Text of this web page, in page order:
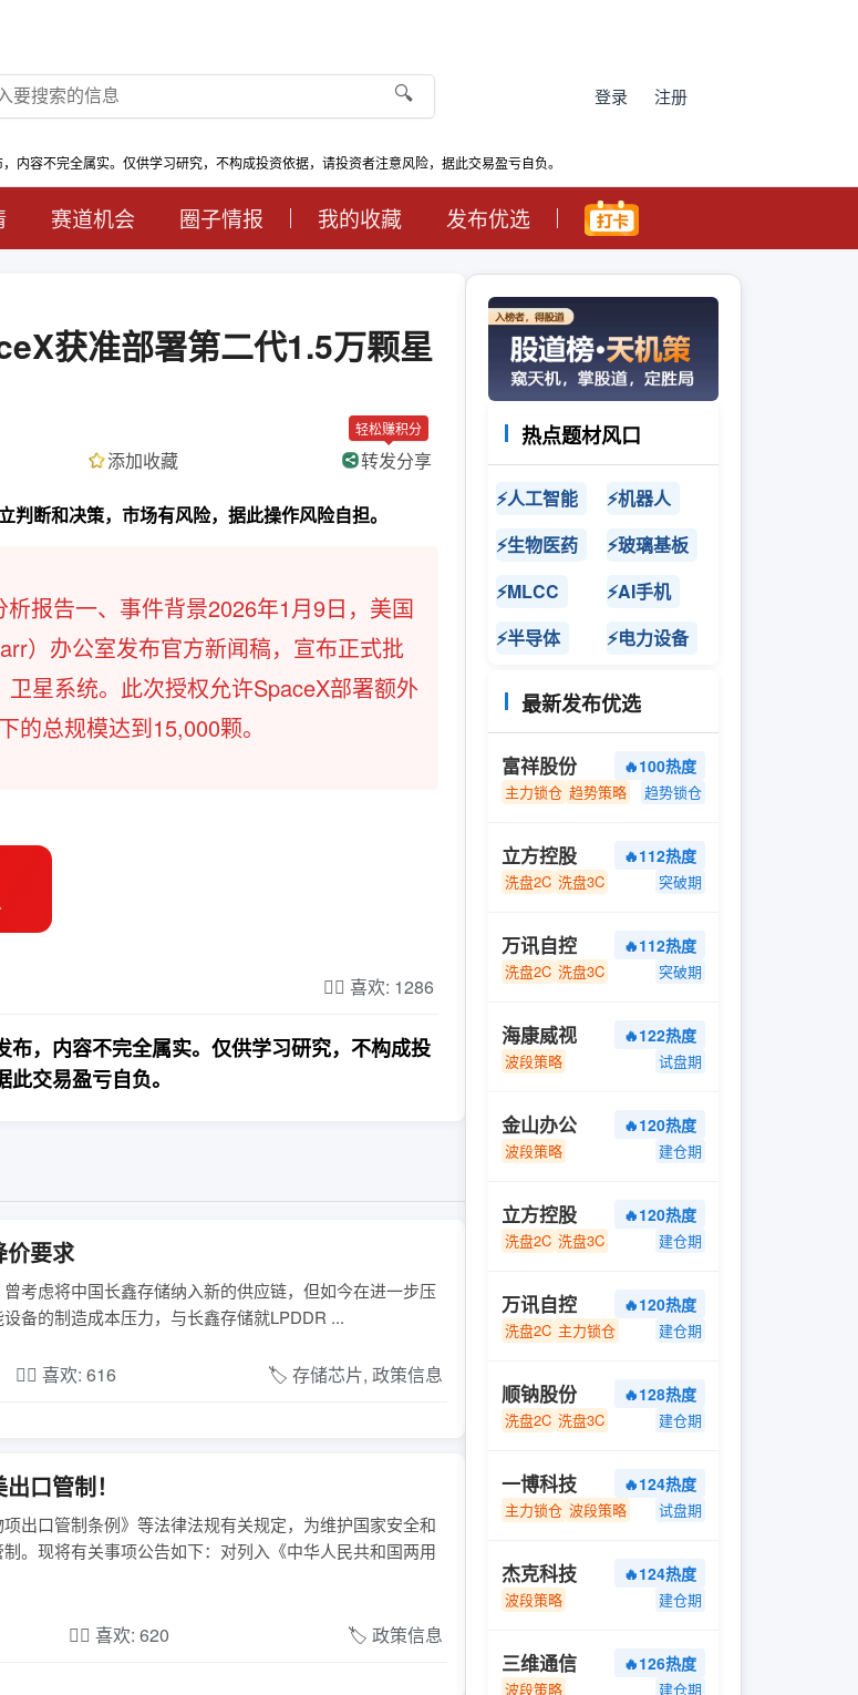
🔍 登录 注册
内容不完全属实。仅供学习研究，不构成投资依据，请投资者注意风险，据此交易盈亏自负。
赛道机会 圈子情报 我的收藏 发布优选
获准部署第二代1.5万颗星
添加收藏
轻松赚积分
转发分享
断和决策，市场有风险，据此操作风险自担。
报告一、事件背景2026年1月9日，美国
）办公室发布官方新闻稿，宣布正式批
星系统。此次授权允许SpaceX部署额外
总规模达到15,000颗。
❤️‍🔥 喜欢: 1286
，内容不完全属实。仅供学习研究，不构成投
交易盈亏自负。
价要求
考虑将中国长鑫存储纳入新的供应链，但如今在进一步压
备的制造成本压力，与长鑫存储就LPDDR ...
❤️‍🔥 喜欢: 616 🏷️ 存储芯片, 政策信息
口管制！
出口管制条例》等法律法规有关规定，为维护国家安全和
。现将有关事项公告如下：对列入《中华人民共和国两用
❤️‍🔥 喜欢: 620 🏷️ 政策信息
热点题材风口
⚡人工智能
⚡机器人
⚡生物医药
⚡玻璃基板
⚡MLCC
⚡AI手机
⚡半导体
⚡电力设备
最新发布优选
富祥股份 🔥100热度
主力锁仓 趋势策略 趋势锁仓
立方控股 🔥112热度
洗盘2C 洗盘3C 突破期
万讯自控 🔥112热度
洗盘2C 洗盘3C 突破期
海康威视 🔥122热度
波段策略 试盘期
金山办公 🔥120热度
波段策略 建仓期
立方控股 🔥120热度
洗盘2C 洗盘3C 建仓期
万讯自控 🔥120热度
洗盘2C 主力锁仓 建仓期
顺钠股份 🔥128热度
洗盘2C 洗盘3C 建仓期
一博科技 🔥124热度
主力锁仓 波段策略 试盘期
杰克科技 🔥124热度
波段策略 建仓期
三维通信 🔥126热度
波段策略 建仓期